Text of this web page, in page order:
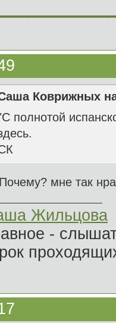
Коврижных
полнотой
Почему? мне так
Жильцова
-